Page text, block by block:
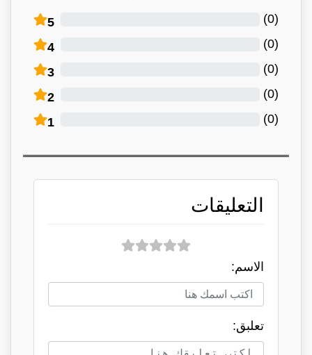
5 (
0
)
4 (
0
)
3 (
0
)
2 (
0
)
1 (
0
)
التعليقات
الاسم:
تعلبق: